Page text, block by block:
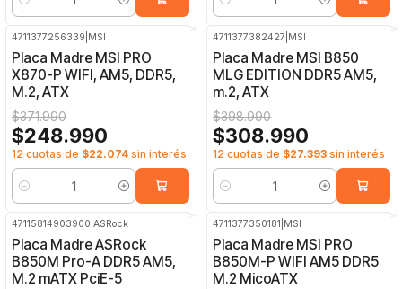
Cantidad Cantidad
4711377256339 MSI
Placa Madre MSI PRO
X870-P WIFI, AM5, DDR5,
M.2, ATX
$371.990
$248.990
12 cuotas de $22.074 sin interés
Cantidad
4711377382427 MSI
Placa Madre MSI B850
MLG EDITION DDR5 AM5,
m.2, ATX
$398.990
$308.990
12 cuotas de $27.393 sin interés
Cantidad
47115814903900 |ASRock
Placa Madre ASRock
B850M Pro-A DDR5 AM5,
M.2 mATX PciE-5
4711377350181 MSI
Placa Madre MSI PRO
B850M-P WIFI AM5 DDR5
M.2 MicoATX